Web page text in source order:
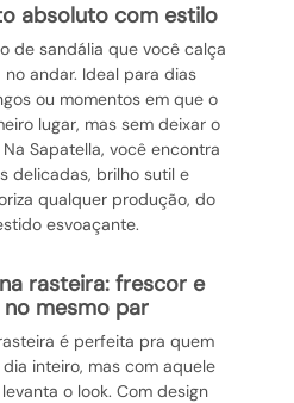
absoluto com estilo
de sandália que você calça
no andar. Ideal para dias
ou momentos em que o
lugar, mas sem deixar o
Sapatella, você encontra
delicadas, brilho sutil e
qualquer produção, do
esvoaçante.
no mesmo par
é perfeita pra quem
inteiro, mas com aquele
o look. Com design